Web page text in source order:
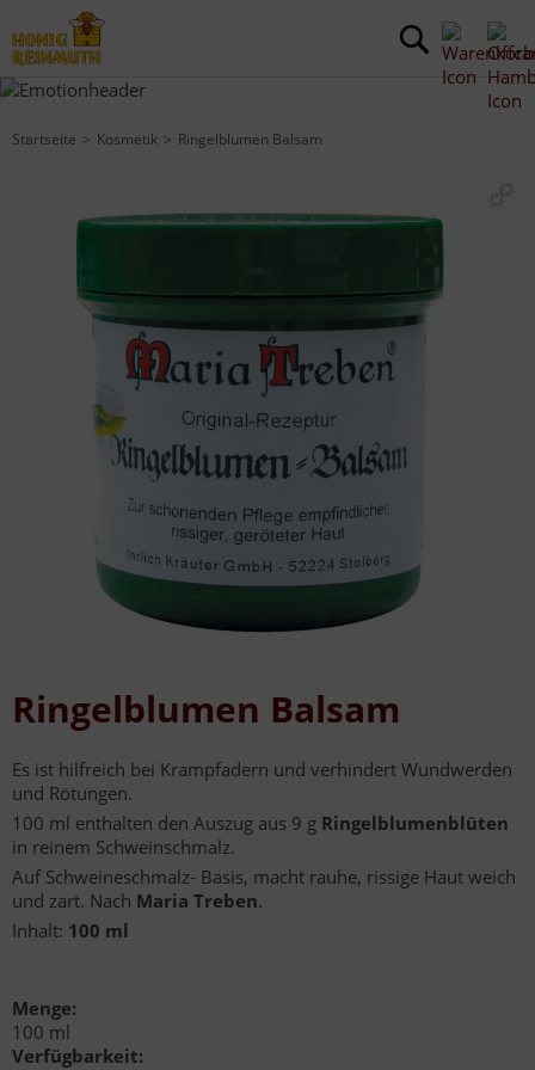
Startseite Kosmetik Ringelblumen Balsam
Ringelblumen Balsam
Es ist hilfreich bei Krampfadern und verhindert Wundwerden
und Rötungen.
100 ml enthalten den Auszug aus 9 g Ringelblumenblüten
in reinem Schweinschmalz.
Auf Schweineschmalz- Basis, macht rauhe, rissige Haut weich
und zart. Nach Maria Treben.
Inhalt: 100 ml
Menge:
100 ml
Verfügbarkeit: